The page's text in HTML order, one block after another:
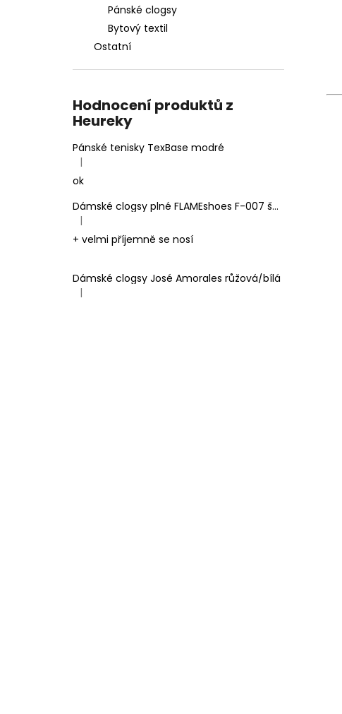
Pánské clogsy
Bytový textil
Ostatní
Hodnocení produktů z
Heureky
Pánské tenisky TexBase modré
Hodnocení produktu je 5 z 5 hvězdiček.
|
ok
Dámské clogsy plné FLAMEshoes F-007 šedé
Hodnocení produktu je 5 z 5 hvězdiček.
|
+ velmi příjemně se nosí
Dámské clogsy José Amorales růžová/bílá
Hodnocení produktu je 4 z 5 hvězdiček.
|